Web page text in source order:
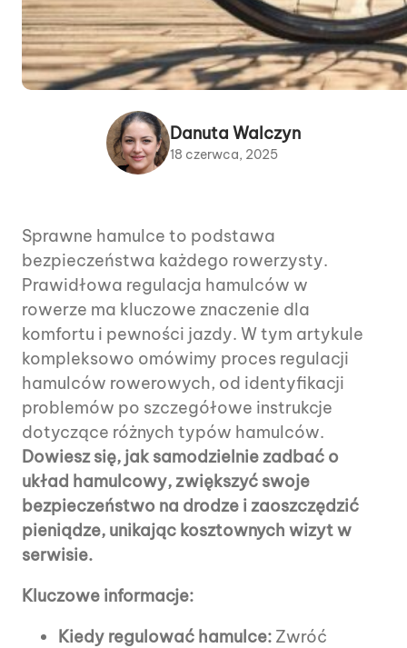
Danuta Walczyn
18 czerwca, 2025
Sprawne hamulce to podstawa
bezpieczeństwa każdego rowerzysty.
Prawidłowa regulacja hamulców w
rowerze ma kluczowe znaczenie dla
komfortu i pewności jazdy. W tym artykule
kompleksowo omówimy proces regulacji
hamulców rowerowych, od identyfikacji
problemów po szczegółowe instrukcje
dotyczące różnych typów hamulców.
Dowiesz się, jak samodzielnie zadbać o
układ hamulcowy, zwiększyć swoje
bezpieczeństwo na drodze i zaoszczędzić
pieniądze, unikając kosztownych wizyt w
serwisie.
Kluczowe informacje:
Kiedy regulować hamulce: Zwróć